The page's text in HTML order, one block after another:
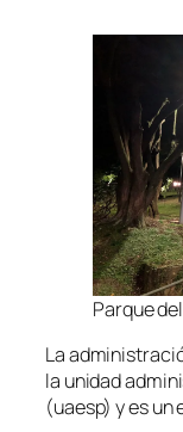
Parque
La
la unidad
(uaesp) y es